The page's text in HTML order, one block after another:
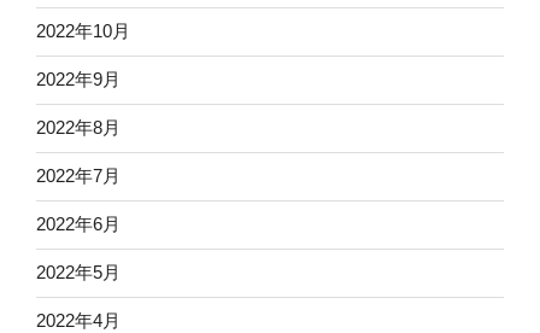
2022年10月
2022年9月
2022年8月
2022年7月
2022年6月
2022年5月
2022年4月